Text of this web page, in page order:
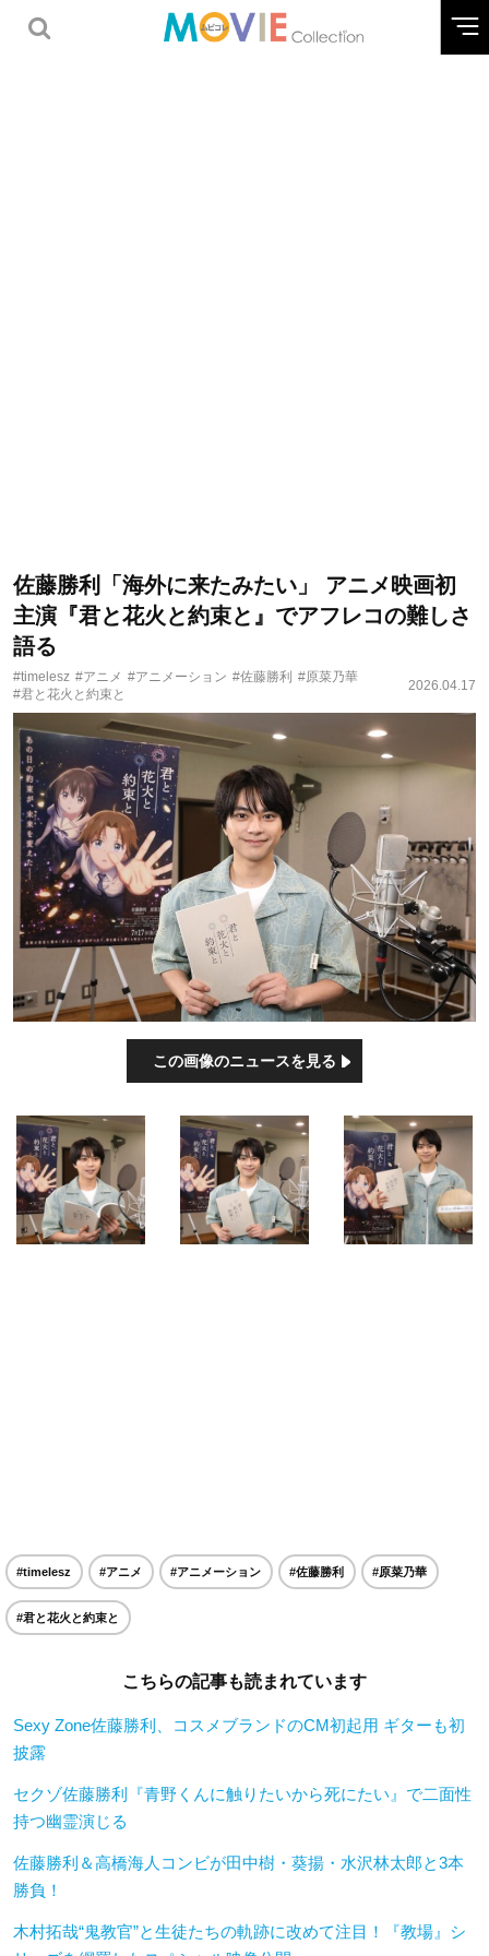
佐藤勝利「海外に来たみたい」 アニメ映画初
主演『君と花火と約束と』でアフレコの難しさ
語る
#timelesz #アニメ #アニメーション #佐藤勝利 #原菜乃華
#君と花火と約束と
2026.04.17
この画像のニュースを見る
#timelesz #アニメ #アニメーション #佐藤勝利 #原菜乃華
#君と花火と約束と
こちらの記事も読まれています
Sexy Zone佐藤勝利、コスメブランドのCM初起用 ギターも初
披露
セクゾ佐藤勝利『⻘野くんに触りたいから死にたい』で二面性
持つ幽霊演じる
佐藤勝利＆高橋海人コンビが田中樹・葵揚・水沢林太郎と3本
勝負！
木村拓哉“鬼教官”と生徒たちの軌跡に改めて注目！『教場』シ